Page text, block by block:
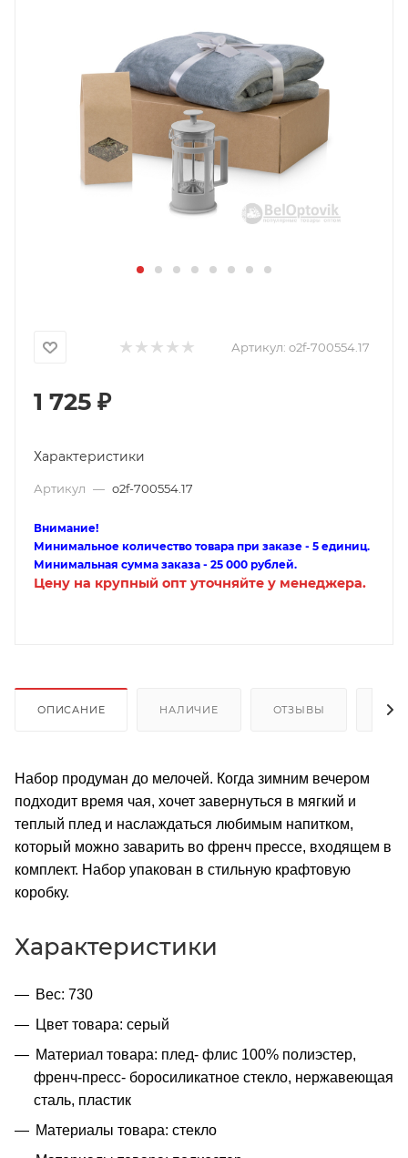
Артикул: o2f-700554.17
1 725 ₽
Характеристики
Артикул — o2f-700554.17
Внимание!
Минимальное количество товара при заказе - 5 единиц.
Минимальная сумма заказа - 25 000 рублей.
Цену на крупный опт уточняйте у менеджера.
ОПИСАНИЕ НАЛИЧИЕ ОТЗЫВЫ
Набор продуман до мелочей. Когда зимним вечером
подходит время чая, хочет завернуться в мягкий и
теплый плед и наслаждаться любимым напитком,
который можно заварить во френч прессе, входящем в
комплект. Набор упакован в стильную крафтовую
коробку.
Характеристики
Вес: 730
Цвет товара: серый
Материал товара: плед- флис 100% полиэстер,
френч-пресс- боросиликатное стекло, нержавеющая
сталь, пластик
Материалы товара: стекло